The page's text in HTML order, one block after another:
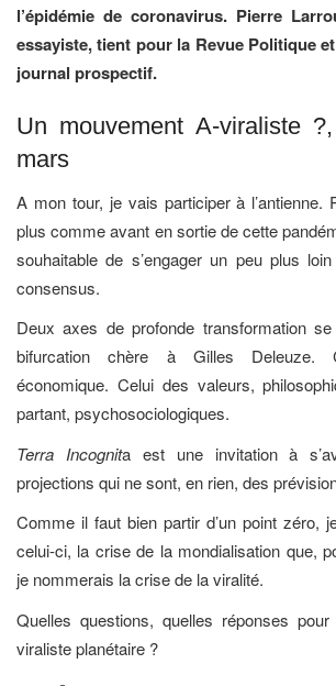
l’épidémie de coronavirus. Pierre
essayiste, tient pour la Revue Politique
journal prospectif.
Un mouvement A-viraliste
mars
A mon tour, je vais participer à l’antienne.
plus comme avant en sortie de cette
souhaitable de s’engager un peu plus
consensus.
Deux axes de profonde transformation
bifurcation chère à Gilles Deleuze.
économique. Celui des valeurs,
partant, psychosociologiques.
Terra Incognita est une invitation à
projections qui ne sont, en rien, des
Comme il faut bien partir d’un point zéro,
celui-ci, la crise de la mondialisation que,
je nommerais la crise de la viralité.
Quelles questions, quelles réponses
viraliste planétaire ?